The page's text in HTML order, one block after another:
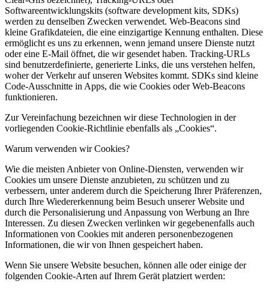
Softwareentwicklungskits (software development kits, SDKs)
werden zu denselben Zwecken verwendet. Web-Beacons sind
kleine Grafikdateien, die eine einzigartige Kennung enthalten. Diese
ermöglicht es uns zu erkennen, wenn jemand unsere Dienste nutzt
oder eine E-Mail öffnet, die wir gesendet haben. Tracking-URLs
sind benutzerdefinierte, generierte Links, die uns verstehen helfen,
woher der Verkehr auf unseren Websites kommt. SDKs sind kleine
Code-Ausschnitte in Apps, die wie Cookies oder Web-Beacons
funktionieren.
Zur Vereinfachung bezeichnen wir diese Technologien in der
vorliegenden Cookie-Richtlinie ebenfalls als „Cookies“.
Warum verwenden wir Cookies?
Wie die meisten Anbieter von Online-Diensten, verwenden wir
Cookies um unsere Dienste anzubieten, zu schützen und zu
verbessern, unter anderem durch die Speicherung Ihrer Präferenzen,
durch Ihre Wiedererkennung beim Besuch unserer Website und
durch die Personalisierung und Anpassung von Werbung an Ihre
Interessen. Zu diesen Zwecken verlinken wir gegebenenfalls auch
Informationen von Cookies mit anderen personenbezogenen
Informationen, die wir von Ihnen gespeichert haben.
Wenn Sie unsere Website besuchen, können alle oder einige der
folgenden Cookie-Arten auf Ihrem Gerät platziert werden: